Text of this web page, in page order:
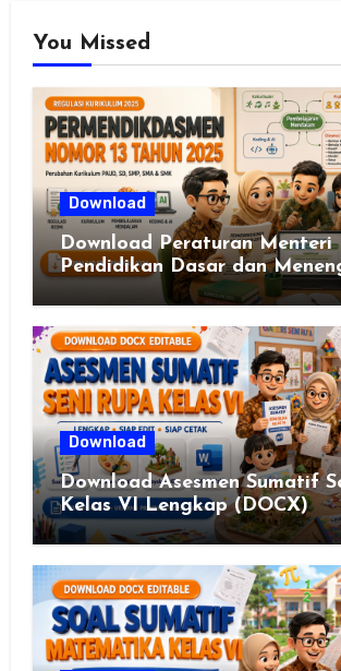
You Missed
Download
Download Peraturan Menteri
Pendidikan Dasar dan
Republik Indonesia Nomor 13
2025
Download
Download Asesmen Sumatif
Kelas VI Lengkap (DOCX)